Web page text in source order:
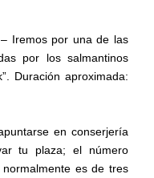
Iremos por una de las
por los salmantinos
Duración aproximada:
en conserjería
tu plaza; el número
es de tres